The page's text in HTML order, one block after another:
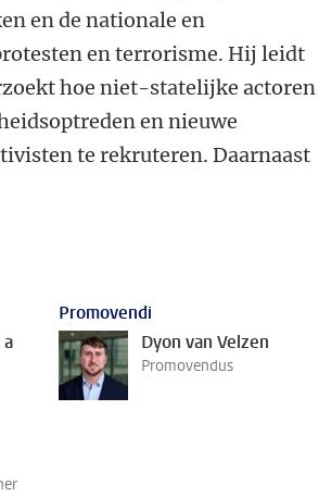
en de nationale en
en terrorisme. Hij leidt
hoe niet-statelijke actoren
en nieuwe
te rekruteren. Daarnaast
Promovendi
Dyon van Velzen
Promovendus